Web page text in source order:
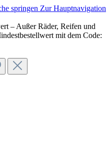
springen Zur Hauptnavigation
– Außer Räder, Reifen und
mit dem Code: